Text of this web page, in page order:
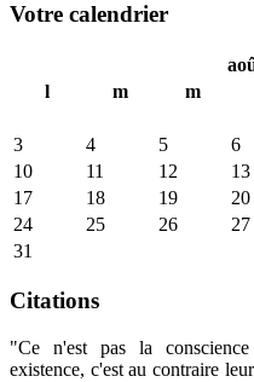
Votre calendrier
l
m m
3
4 5 6
10
11 12 13
17
18 19 20
24
25 26 27
31
Citations
"Ce n'est pas la
existence, c'est au contraire